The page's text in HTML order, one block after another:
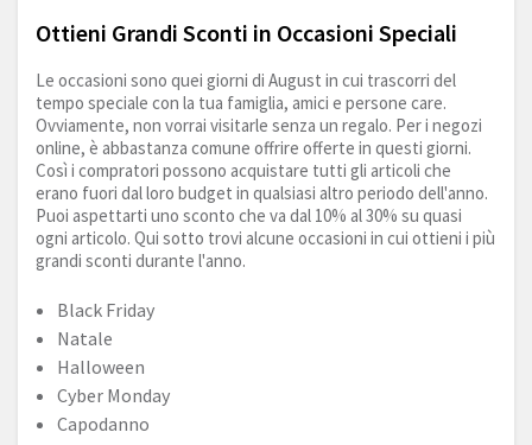
Ottieni Grandi Sconti in Occasioni Speciali
Le occasioni sono quei giorni di August in cui trascorri del
tempo speciale con la tua famiglia, amici e persone care.
Ovviamente, non vorrai visitarle senza un regalo. Per i negozi
online, è abbastanza comune offrire offerte in questi giorni.
Così i compratori possono acquistare tutti gli articoli che
erano fuori dal loro budget in qualsiasi altro periodo dell'anno.
Puoi aspettarti uno sconto che va dal 10% al 30% su quasi
ogni articolo. Qui sotto trovi alcune occasioni in cui ottieni i più
grandi sconti durante l'anno.
Black Friday
Natale
Halloween
Cyber Monday
Capodanno